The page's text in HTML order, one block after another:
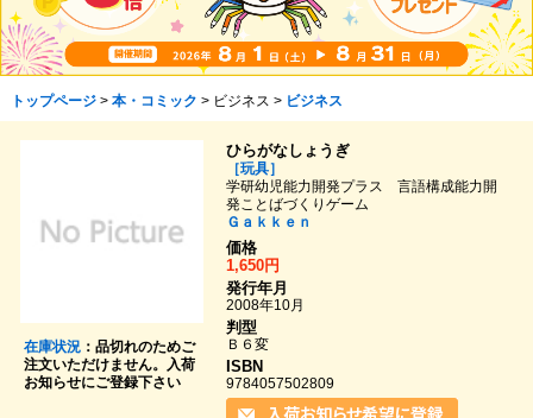
トップページ> 本・コミック > ビジネス > ビジネス
在庫状況：品切れのためご
注文いただけません。入荷
お知らせにご登録下さい
ひらがなしょうぎ
［玩具］
学研幼児能力開発プラス 言語構成能力開
発ことばづくりゲーム
Ｇａｋｋｅｎ
価格
1,650円
発行年月
2008年10月
判型
Ｂ６変
ISBN
9784057502809